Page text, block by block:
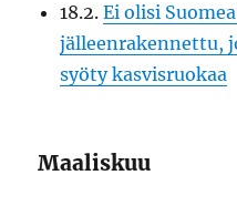
18.2.Ei olisi
jälleenrakennettu,
syöty kasvisruokaa
Maaliskuu